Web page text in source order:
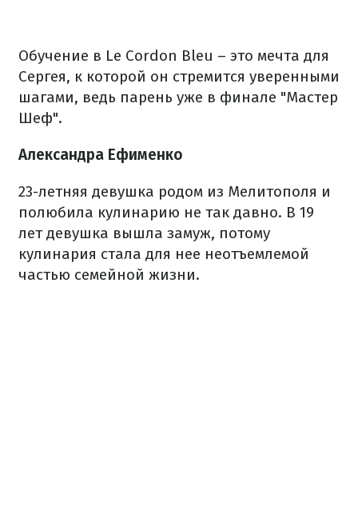
Обучение в Le Cordon Bleu – это мечта для
Сергея, к которой он стремится уверенными
шагами, ведь парень уже в финале "Мастер
Шеф".
Александра Ефименко
23-летняя девушка родом из Мелитополя и
полюбила кулинарию не так давно. В 19
лет девушка вышла замуж, потому
кулинария стала для нее неотъемлемой
частью семейной жизни.